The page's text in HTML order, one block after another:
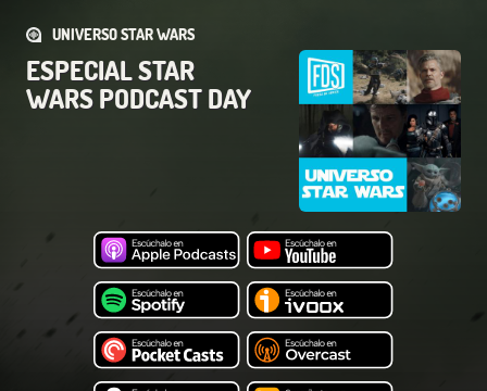
UNIVERSO STAR WARS
ESPECIAL STAR
WARS PODCAST DAY